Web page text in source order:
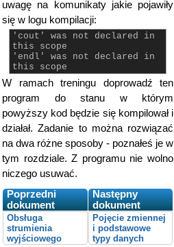
uwagę na komunikaty jakie pojawiły
się w logu kompilacji:
'cout' was not declared in
this scope
'endl' was not declared in
this scope
W ramach treningu doprowadź ten
program do stanu w którym
powyższy kod będzie się kompilował i
działał. Zadanie to można rozwiązać
na dwa różne sposoby - poznałeś je w
tym rozdziale. Z programu nie wolno
niczego usuwać.
Poprzedni
dokument
Następny
dokument
Obsługa
strumienia
wyjściowego
Pojęcie zmiennej
i podstawowe
typy danych